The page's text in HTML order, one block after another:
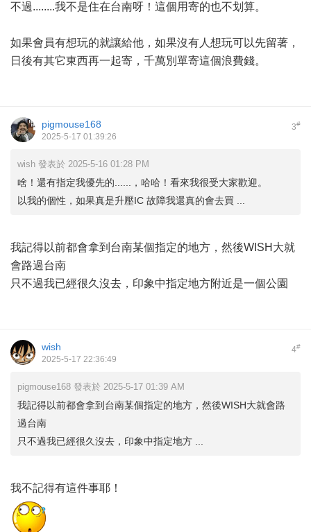
不過........我不是住在台南呀！這個用寄的也不划算。
如果會員有想玩的就讓給他，如果沒有人想玩可以先留著，
日後有其它東西再一起寄，千萬別單寄這個浪費錢。
3#
pigmouse168
2025-5-17 01:39:26
wish 發表於 2025-5-16 01:28 PM
啥！還有指定我優先的......，哈哈！看來我很受大家歡迎。
以我的個性，如果真是升壓IC 故障我還真的會去買 ...
我記得以前都會拿到台南某個指定的地方，然後WISH大就
會路過台南
只不過我已經很久沒去，印象中指定地方附近是一個公園
4#
wish
2025-5-17 22:36:49
pigmouse168 發表於 2025-5-17 01:39 AM
我記得以前都會拿到台南某個指定的地方，然後WISH大就會路
過台南
只不過我已經很久沒去，印象中指定地方 ...
我不記得有這件事耶！